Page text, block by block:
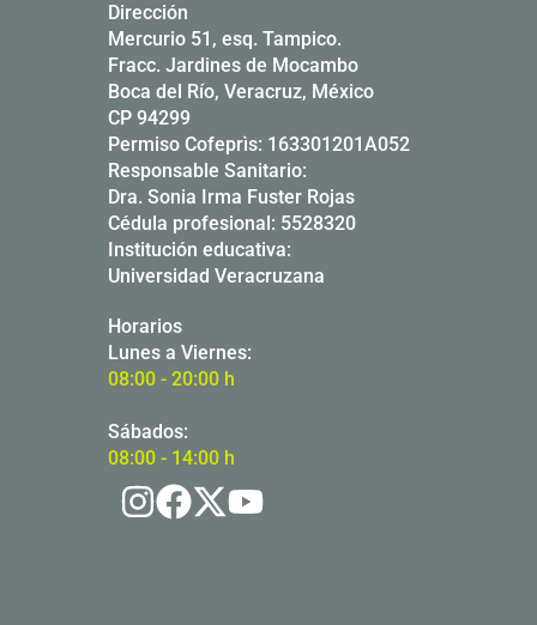
Dirección
Mercurio 51, esq. Tampico.
Fracc. Jardines de Mocambo
Boca del Río, Veracruz, México
CP 94299
Permiso Cofeprìs: 163301201A052
Responsable Sanitario:
Dra. Sonia Irma Fuster Rojas
Cédula profesional: 5528320
Institución educativa:
Universidad Veracruzana
Horarios
Lunes a Viernes:
08:00 - 20:00 h
Sábados:
08:00 - 14:00 h